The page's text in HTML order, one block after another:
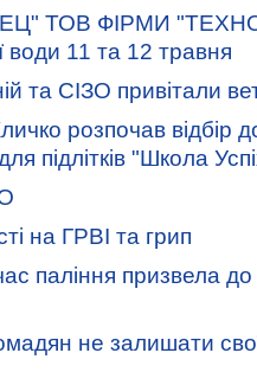
ТОВ ФІРМИ
води 11 та 12 травня
та СІЗО привітали
розпочав відбір
підлітків "Школа
на ГРВІ та грип
паління призвела
не залишати